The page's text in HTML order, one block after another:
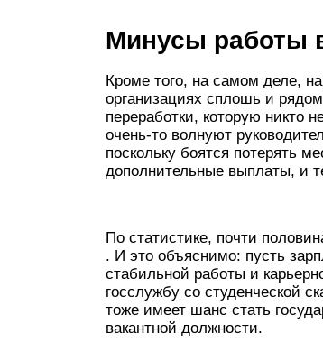
Минусы работы
Кроме того, на самом деле,
организациях сплошь и
переработки, которую никто
очень-то волнуют
поскольку боятся потерять
дополнительные выплаты, и
По статистике, почти
. И это объяснимо: пусть
стабильной работы и
госслужбу со студенческой
тоже имеет шанс стать
вакантной должности.